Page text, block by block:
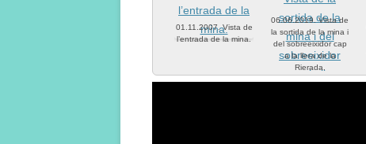
01.11.2007. Vista de
l’entrada de la mina.
06.06.2019. Vista de
la sortida de la mina i
del sobreeixidor cap
a la llera de la
Rierada.